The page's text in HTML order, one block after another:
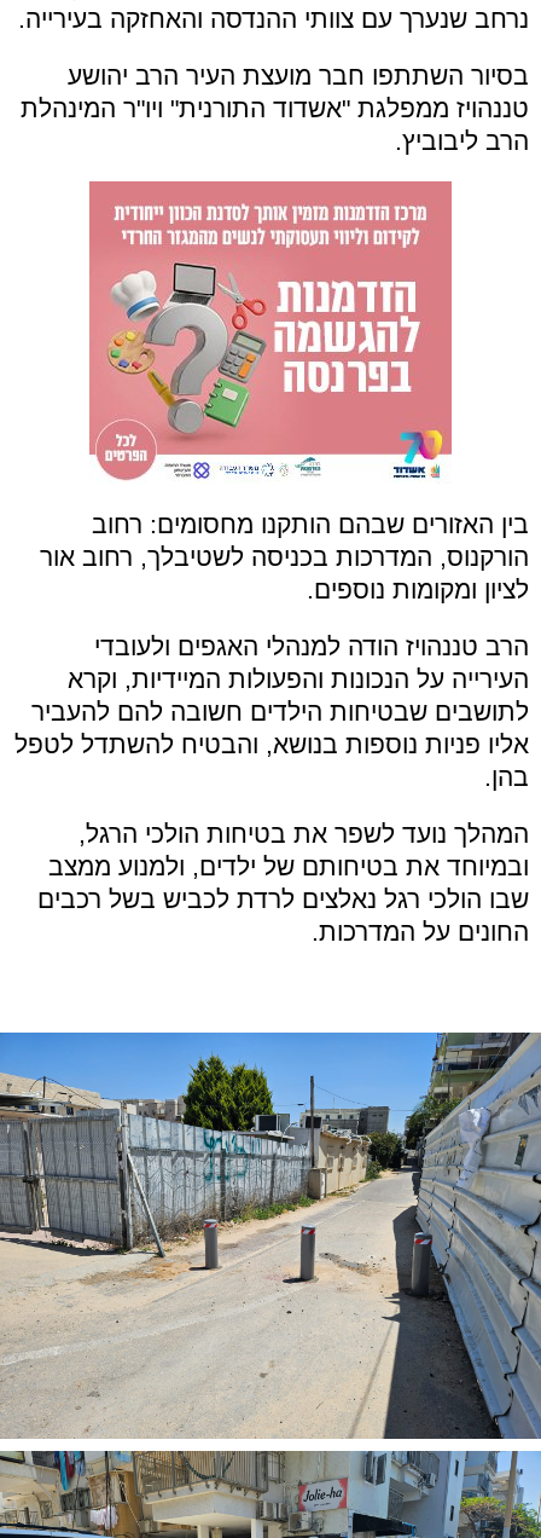
נרחב שנערך עם צוותי ההנדסה והאחזקה בעירייה.
בסיור השתתפו חבר מועצת העיר הרב יהושע
טננהויז ממפלגת "אשדוד התורנית" ויו"ר המינהלת
הרב ליבוביץ.
בין האזורים שבהם הותקנו מחסומים: רחוב
הורקנוס, המדרכות בכניסה לשטיבלך, רחוב אור
לציון ומקומות נוספים.
הרב טננהויז הודה למנהלי האגפים ולעובדי
העירייה על הנכונות והפעולות המיידיות, וקרא
לתושבים שבטיחות הילדים חשובה להם להעביר
אליו פניות נוספות בנושא, והבטיח להשתדל לטפל
בהן.
המהלך נועד לשפר את בטיחות הולכי הרגל,
ובמיוחד את בטיחותם של ילדים, ולמנוע ממצב
שבו הולכי רגל נאלצים לרדת לכביש בשל רכבים
החונים על המדרכות.